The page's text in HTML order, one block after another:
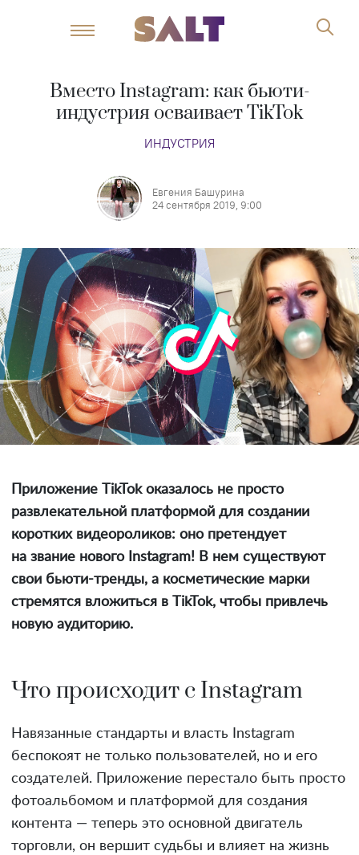
Вместо Instagram: как бьюти-
индустрия осваивает TikTok
ИНДУСТРИЯ
Евгения Башурина
24 сентября 2019, 9:00
Приложение TikTok оказалось не просто
развлекательной платформой для создании
коротких видеороликов: оно претендует
на звание нового Instagram! В нем существуют
свои бьюти-тренды, а косметические марки
стремятся вложиться в TikTok, чтобы привлечь
новую аудиторию.
Что происходит с Instagram
Навязанные стандарты и власть Instagram
беспокоят не только пользователей, но и его
создателей. Приложение перестало быть просто
фотоальбомом и платформой для создания
контента — теперь это основной двигатель
торговли, он вершит судьбы и влияет на жизнь